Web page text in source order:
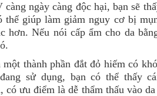
ngày càng độc hại, bạn sẽ
giúp làm giảm nguy cơ bị
hơn. Nếu nói cấp ẩm cho da
thành phần đắt đỏ hiếm có
sử dụng, bạn có thể thấy
có ưu điểm là dễ thẩm thấu vào